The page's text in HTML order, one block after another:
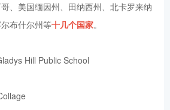
、美国缅因州、田纳西州、北卡罗来纳
布什尔州等十几个国家。
Hill Public School